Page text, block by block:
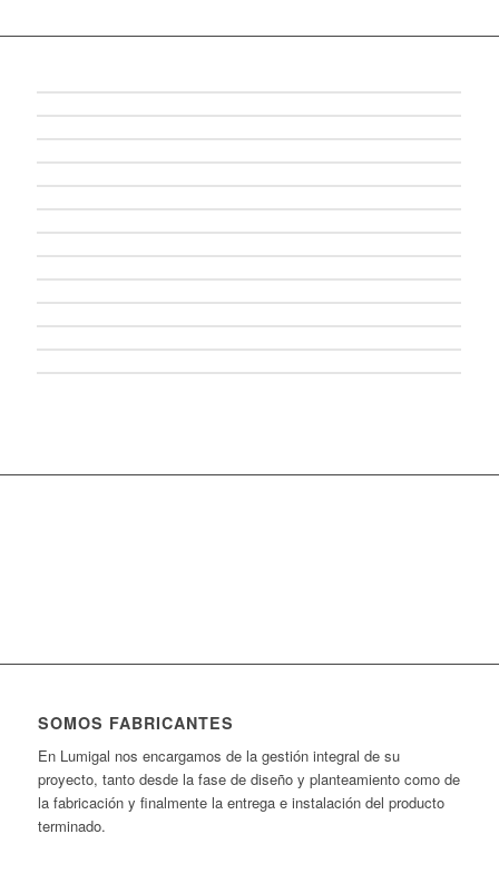
SOMOS FABRICANTES
En Lumigal nos encargamos de la gestión integral de su
proyecto, tanto desde la fase de diseño y planteamiento como de
la fabricación y finalmente la entrega e instalación del producto
terminado.